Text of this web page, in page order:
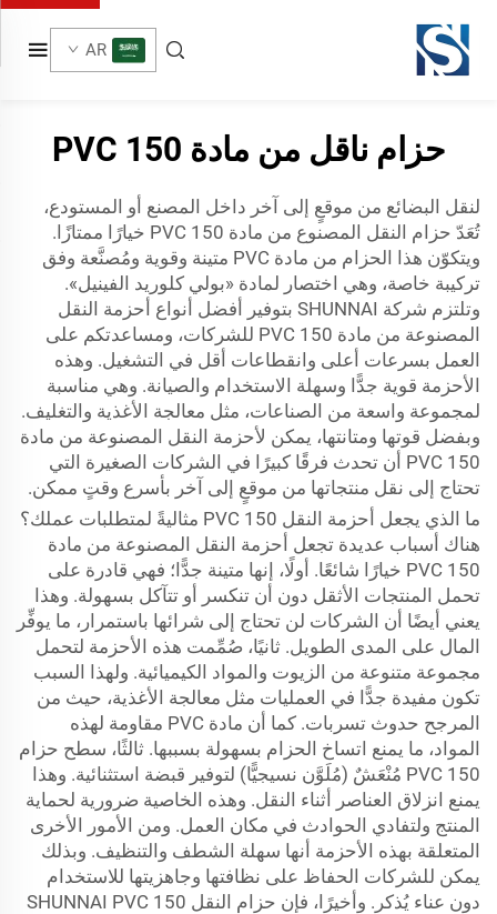
AR
حزام ناقل من مادة PVC 150
لنقل البضائع من موقعٍ إلى آخر داخل المصنع أو المستودع،
تُعَدّ حزام النقل المصنوع من مادة PVC 150 خيارًا ممتازًا.
ويتكوّن هذا الحزام من مادة PVC متينة وقوية ومُصنَّعة وفق
تركيبة خاصة، وهي اختصار لمادة «بولي كلوريد الفينيل».
وتلتزم شركة SHUNNAI بتوفير أفضل أنواع أحزمة النقل
المصنوعة من مادة PVC 150 للشركات، ومساعدتكم على
العمل بسرعات أعلى وانقطاعات أقل في التشغيل. وهذه
الأحزمة قوية جدًّا وسهلة الاستخدام والصيانة. وهي مناسبة
لمجموعة واسعة من الصناعات، مثل معالجة الأغذية والتغليف.
وبفضل قوتها ومتانتها، يمكن لأحزمة النقل المصنوعة من مادة
PVC 150 أن تحدث فرقًا كبيرًا في الشركات الصغيرة التي
تحتاج إلى نقل منتجاتها من موقعٍ إلى آخر بأسرع وقتٍ ممكن.
ما الذي يجعل أحزمة النقل PVC 150 مثاليةً لمتطلبات عملك؟
هناك أسباب عديدة تجعل أحزمة النقل المصنوعة من مادة
PVC 150 خيارًا شائعًا. أولًا، إنها متينة جدًّا؛ فهي قادرة على
تحمل المنتجات الأثقل دون أن تنكسر أو تتآكل بسهولة. وهذا
يعني أيضًا أن الشركات لن تحتاج إلى شرائها باستمرار، ما يوفِّر
المال على المدى الطويل. ثانيًا، صُمِّمت هذه الأحزمة لتحمل
مجموعة متنوعة من الزيوت والمواد الكيميائية. ولهذا السبب
تكون مفيدة جدًّا في العمليات مثل معالجة الأغذية، حيث من
المرجح حدوث تسربات. كما أن مادة PVC مقاومة لهذه
المواد، ما يمنع اتساخ الحزام بسهولة بسببها. ثالثًا، سطح حزام
PVC 150 مُنْعَشٌ (مُلَوَّن نسيجيًّا) لتوفير قبضة استثنائية. وهذا
يمنع انزلاق العناصر أثناء النقل. وهذه الخاصية ضرورية لحماية
المنتج ولتفادي الحوادث في مكان العمل. ومن الأمور الأخرى
المتعلقة بهذه الأحزمة أنها سهلة الشطف والتنظيف. وبذلك
يمكن للشركات الحفاظ على نظافتها وجاهزيتها للاستخدام
دون عناء يُذكر. وأخيرًا، فإن حزام النقل SHUNNAI PVC 150